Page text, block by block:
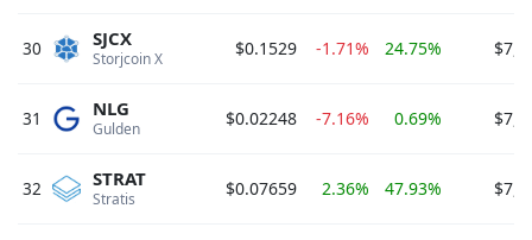
30 Storjcoin X
SJCX $0.1529 -1.71% 24.75%
31 Gulden
NLG $0.02248 -7.16% 0.69%
32 Stratis
STRAT $0.07659 2.36% 47.93%